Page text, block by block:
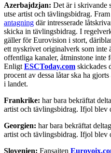
Azerbajdzjan: Det är i skrivande
utse artist och tävlingsbidrag.
antagning där intresserade
skicka in tävlingsbidrag. I
gäller för Eurovision i stort,
ett nyskrivet originalverk som inte
offentliga kanaler, åtminstone inte
Enligt ESCToday.com skickades
procent av dessa låtar ska ha
i landet.
Frankrike: har bara bekräftat
artist och tävlingsbidrag. Ifjol blev
Georgien: har bara bekräftat
artist och tävlingsbidrag. Ifjol blev
Slovenien: Fansajten